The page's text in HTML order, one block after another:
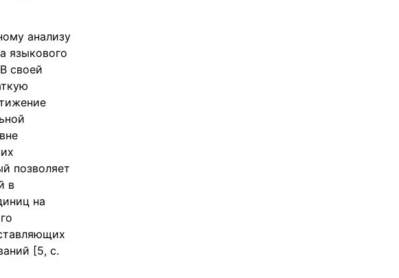
анализу
языкового
своей
позволяет
в
на
[5, c.